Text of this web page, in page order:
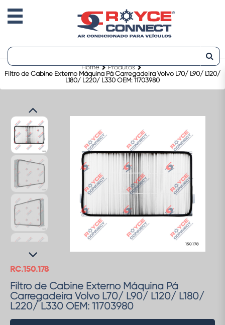
Home
Produtos
Filtro de Cabine Externo Máquina Pá Carregadeira Volvo L70/ L90/ L120/
L180/ L220/ L330 OEM: 11703980
RC.150.178
Filtro de Cabine Externo Máquina Pá
Carregadeira Volvo L70/ L90/ L120/ L180/
L220/ L330 OEM: 11703980